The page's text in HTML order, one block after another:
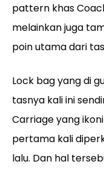
pattern khas
melainkan juga
poin utama dari
Lock bag yang di
tasnya kali ini
Carriage yang
pertama kali
lalu. Dan hal